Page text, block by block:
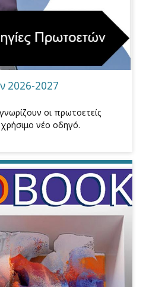
2026-2027
οι πρωτοετείς
νέο οδηγό.